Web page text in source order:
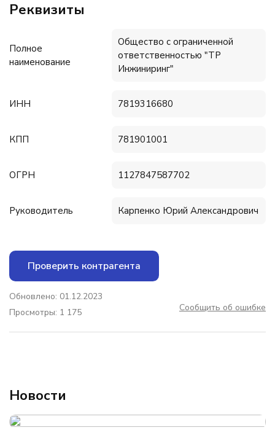
Реквизиты
Полное
наименование
Общество с ограниченной
ответственностью "ТР
Инжиниринг"
ИНН 7819316680
КПП 781901001
ОГРН 1127847587702
Руководитель Карпенко Юрий Александрович
Проверить контрагента
Обновлено: 01.12.2023
Просмотры: 1 175
Сообщить об ошибке
Новости